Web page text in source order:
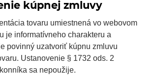
kúpnej zmluvy
tovaru umiestnená vo webovom
je informatívneho charakteru a
povinný uzatvoriť kúpnu zmluvu
Ustanovenie § 1732 ods. 2
sa nepoužije.